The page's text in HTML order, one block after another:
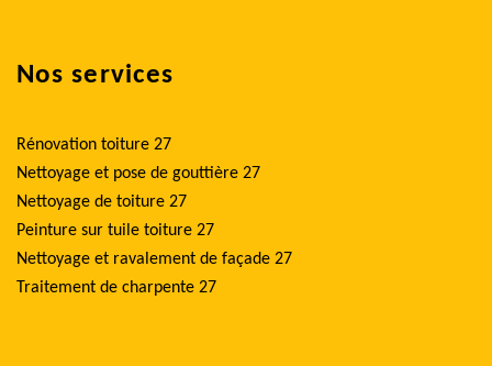
Nos services
Rénovation toiture 27
Nettoyage et pose de gouttière 27
Nettoyage de toiture 27
Peinture sur tuile toiture 27
Nettoyage et ravalement de façade 27
Traitement de charpente 27